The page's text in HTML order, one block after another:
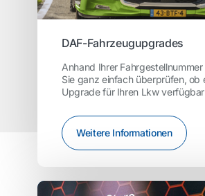
DAF-Fahrzeugupgrades
Anhand Ihrer
Sie ganz einfach überprüfen, ob
Upgrade für Ihren Lkw
Weitere Informationen